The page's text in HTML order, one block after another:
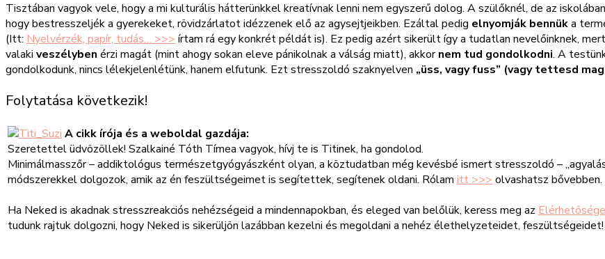
Tisztában vagyok vele, hogy a mi kulturális hátterünkkel kreatívnak lenni nem egyszerű dolog. A szülőknél, de az
hogy bestresszeljék a gyerekeket, rövidzárlatot idézzenek elő az agysejtjeikben. Ezáltal pedig elnyomják bennüka
(Itt: Nyelvérzék, papír, tudás… >>>írtam rá egy konkrét példát is). Ez pedig azért sikerült így a tudatlan nevelőinknek,
valaki veszélyben érzi magát (mint ahogy sokan eleve pánikolnak a válság miatt), akkornem tud gondolkodni. A
gondolkodunk, nincs lélekjelenlétünk, hanem elfutunk. Ezt stresszoldó szaknyelven „üss, vagy fuss” (vagy tettesd
Folytatása következik!
A cikk írója és a weboldal gazdája:
Szeretettel üdvözöllek! Szalkainé Tóth Tímea vagyok, hívj te is Titinek, ha gondolod.
Minimálmasszőr – addiktológus természetgyógyászként olyan, a köztudatban még kevésbé ismert stresszoldó –
módszerekkel dolgozok, amik az én feszültségeimet is segítettek, segítenek oldani. Rólam itt >>>olvashatsz bővebben.
Ha Neked is akadnak stresszreakciós nehézségeid a mindennapokban, és eleged van belőlük, keress meg az
tudunk rajtuk dolgozni, hogy Neked is sikerüljön lazábban kezelni és megoldani a nehéz élethelyzeteidet, feszültségeidet!